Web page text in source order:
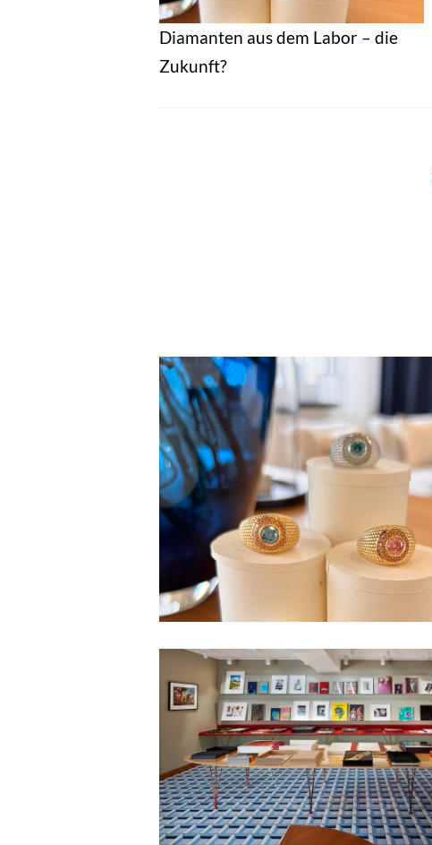
Diamanten aus dem Labor – die
Zukunft?